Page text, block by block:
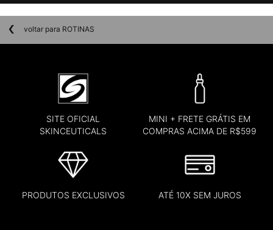
voltar para ROTINAS
SITE OFICIAL
SKINCEUTICALS
MINI + FRETE GRÁTIS EM
COMPRAS ACIMA DE R$599
PRODUTOS EXCLUSIVOS ATÉ 10X SEM JUROS